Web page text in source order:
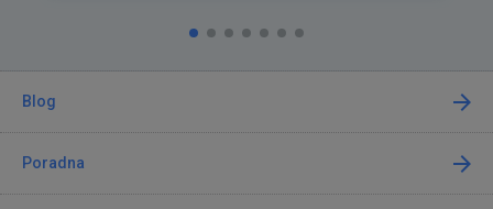
Blog
Poradna